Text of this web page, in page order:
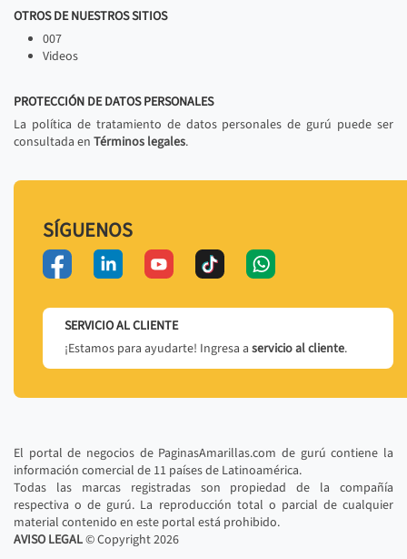
OTROS DE NUESTROS SITIOS
007
Videos
PROTECCIÓN DE DATOS PERSONALES
La política de tratamiento de datos personales de gurú puede ser
consultada en Términos legales.
SÍGUENOS
SERVICIO AL CLIENTE
¡Estamos para ayudarte! Ingresa a servicio al cliente.
El portal de negocios de PaginasAmarillas.com de gurú contiene la
información comercial de 11 países de Latinoamérica.
Todas las marcas registradas son propiedad de la compañía
respectiva o de gurú. La reproducción total o parcial de cualquier
material contenido en este portal está prohibido.
AVISO LEGAL© Copyright2026